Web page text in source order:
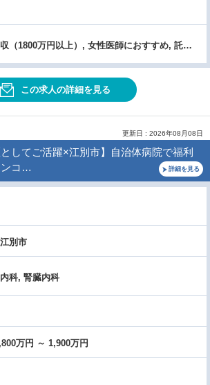
高額年収（1800万円以上）, 女性医師におすすめ, 託児所あり
この求人の詳細を見る
更新日 : 2026年08月08日
してご活躍×江別市】自治体病院で福利
ンコ…
詳細を見る
別市
科, 腎臓内科
万円 ～ 1,900万円